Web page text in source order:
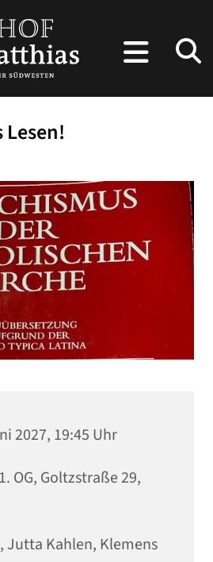
2027, 19:45 Uhr
OG, Goltzstraße 29,
Jutta Kahlen, Klemens